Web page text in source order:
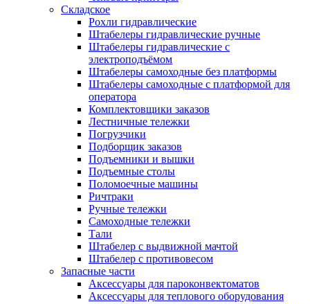
Складское
Рохли гидравлические
Штабелеры гидравлические ручные
Штабелеры гидравлические с
электроподъёмом
Штабелеры самоходные без платформы
Штабелеры самоходные с платформой для
оператора
Комплектовщики заказов
Лестничные тележки
Погрузчики
Подборщик заказов
Подъемники и вышки
Подъемные столы
Поломоечные машины
Ричтраки
Ручные тележки
Самоходные тележки
Тали
Штабелер с выдвижной мачтой
Штабелер с противовесом
Запасные части
Аксессуары для пароконвектоматов
Аксессуары для теплового оборудования